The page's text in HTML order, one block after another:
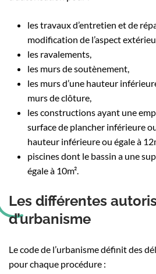
les travaux d’entretien et de
modification de l’aspect
les ravalements,
les murs de soutènement,
les murs d’une hauteur
murs de clôture,
les constructions ayant une
surface de plancher inférieure
hauteur inférieure ou égale à
piscines dont le bassin a une
égale à 10m².
Les différentes
d’urbanisme
Le code de l’urbanisme définit des
pour chaque procédure :